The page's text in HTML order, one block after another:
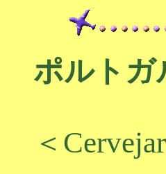
ポルトガ
＜